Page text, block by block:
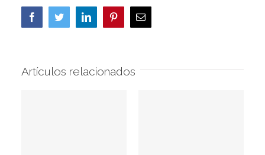
FacebookTwitterLinkedInPinterestCorreo
electrónico
Artículos relacionados